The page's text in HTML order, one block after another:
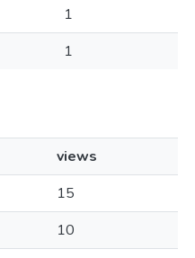
1
1
views
15
10